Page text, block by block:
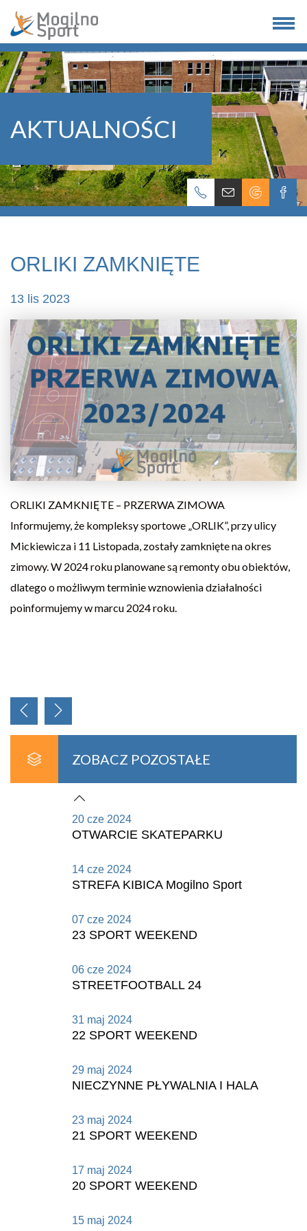
AKTUALNOŚCI
ORLIKI ZAMKNIĘTE
13 lis 2023
ORLIKI ZAMKNIĘTE – PRZERWA ZIMOWA
Informujemy, że kompleksy sportowe „ORLIK”, przy ulicy
Mickiewicza i 11 Listopada, zostały zamknięte na okres
zimowy. W 2024 roku planowane są remonty obu obiektów,
dlatego o możliwym terminie wznowienia działalności
poinformujemy w marcu 2024 roku.
ZOBACZ POZOSTAŁE
20 cze 2024
OTWARCIE SKATEPARKU
14 cze 2024
STREFA KIBICA Mogilno Sport
07 cze 2024
23 SPORT WEEKEND
06 cze 2024
STREETFOOTBALL 24
31 maj 2024
22 SPORT WEEKEND
29 maj 2024
NIECZYNNE PŁYWALNIA I HALA
23 maj 2024
21 SPORT WEEKEND
17 maj 2024
20 SPORT WEEKEND
15 maj 2024